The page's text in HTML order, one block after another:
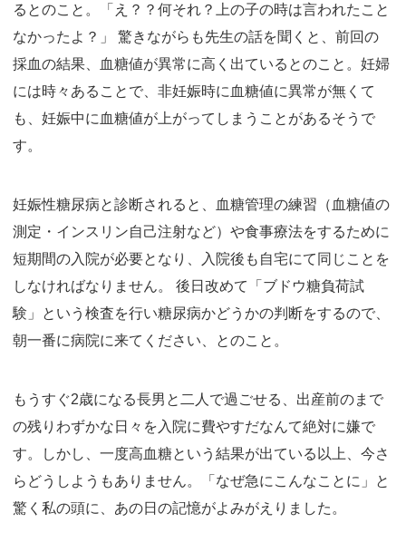
るとのこと。「え？？何それ？上の子の時は言われたこと
なかったよ？」 驚きながらも先生の話を聞くと、前回の
採血の結果、血糖値が異常に高く出ているとのこと。妊婦
には時々あることで、非妊娠時に血糖値に異常が無くて
も、妊娠中に血糖値が上がってしまうことがあるそうで
す。
妊娠性糖尿病と診断されると、血糖管理の練習（血糖値の
測定・インスリン自己注射など）や食事療法をするために
短期間の入院が必要となり、入院後も自宅にて同じことを
しなければなりません。 後日改めて「ブドウ糖負荷試
験」という検査を行い糖尿病かどうかの判断をするので、
朝一番に病院に来てください、とのこと。
もうすぐ2歳になる長男と二人で過ごせる、出産前のまで
の残りわずかな日々を入院に費やすだなんて絶対に嫌で
す。しかし、一度高血糖という結果が出ている以上、今さ
らどうしようもありません。「なぜ急にこんなことに」と
驚く私の頭に、あの日の記憶がよみがえりました。